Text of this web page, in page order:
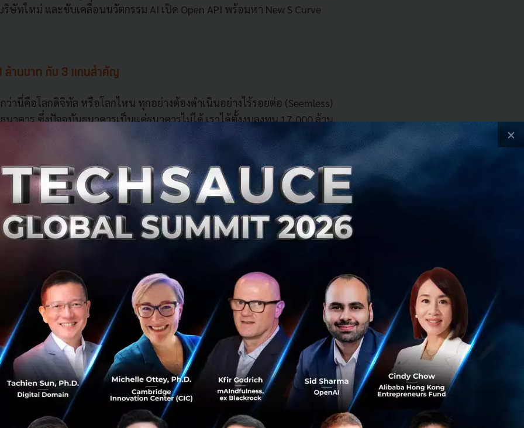
ษัทใหม่ และขับเคลื่อนนวัตกรรม AI เปิด Open API พร้อมหา New S Curve
ล้านบาท กับ 3 แกนสำคัญ
ว่านี่คือโลกดิจิทัล หรือโลกไหน ทุกอย่างต้องดำเนินอย่างไร้รอยต่อ (Seemless)
นาคาร ซึ่งปัจจุบันธนาคารเป็นแค่ธนาคารไม่ได้ เราได้ตั้งงบลงทุน 17,000 ล้าน
โลยีใหม่
สมผสานการทำงานระหว่าง Private Cloud และ Public Cloud ได้อย่างรวดเร็ว
Multi Cloud)
างด้วยโค้ดเพื่อการปรับเปลี่ยนอย่างคล่องตัว (Infrastructure-as-Code) การวาง
รงสร้างใหม่นี้จะรองรับได้ถึง 3 เท่าของธุรกรรมสูงสุด รับมือกับการขยายตัวของ
ก่ลูกค้าของธนาคาร 20 ล้านคน ซึ่งในปี 2020 คาดว่าจะมีปริมาณธุรกรรมผ่าน
ม 12,000 ล้านรายการ โดยเป็นธุรกรรมทางการเงินมากกว่า 3,000 ล้านรายการ
วย AI และ Data
ร์มของข้อมูลและเทคโนโลยีเข้าด้วยกัน (Data and AI Pipeline) และ
×